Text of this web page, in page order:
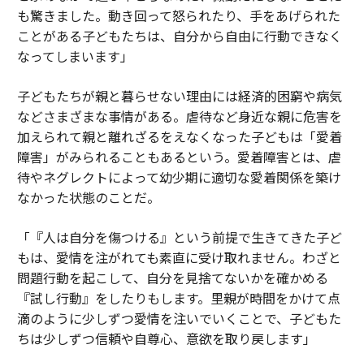
も驚きました。動き回って怒られたり、手をあげられた
ことがある子どもたちは、自分から自由に行動できなく
なってしまいます」
子どもたちが親と暮らせない理由には経済的困窮や病気
などさまざまな事情がある。虐待など身近な親に危害を
加えられて親と離れざるをえなくなった子どもは「愛着
障害」がみられることもあるという。愛着障害とは、虐
待やネグレクトによって幼少期に適切な愛着関係を築け
なかった状態のことだ。
「『人は自分を傷つける』という前提で生きてきた子ど
もは、愛情を注がれても素直に受け取れません。わざと
問題行動を起こして、自分を見捨てないかを確かめる
『試し行動』をしたりもします。里親が時間をかけて点
滴のように少しずつ愛情を注いでいくことで、子どもた
ちは少しずつ信頼や自尊心、意欲を取り戻します」